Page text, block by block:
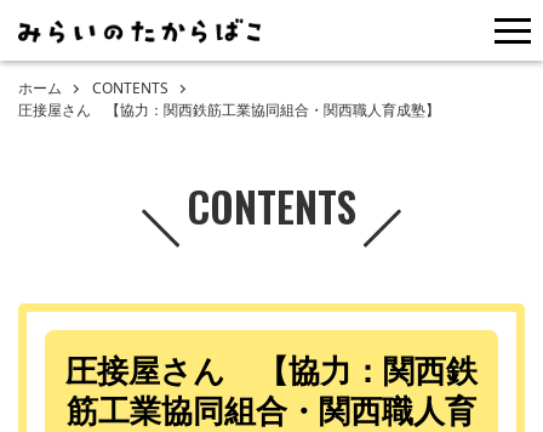
ホーム
CONTENTS
圧接屋さん 【協力：関西鉄筋工業協同組合・関西職人育成塾】
CONTENTS
圧接屋さん 【協力：関西鉄
筋工業協同組合・関西職人育